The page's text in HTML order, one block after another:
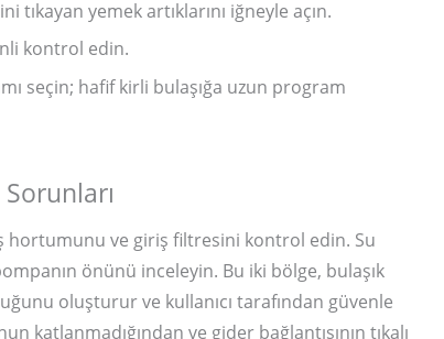
yemek artıklarını iğneyle açın.
kontrol edin.
seçin; hafif kirli bulaşığa uzun program
hortumunu ve giriş filtresini kontrol edin. Su
önünü inceleyin. Bu iki bölge, bulaşık
oluşturur ve kullanıcı tarafından güvenle
katlanmadığından ve gider bağlantısının tıkalı